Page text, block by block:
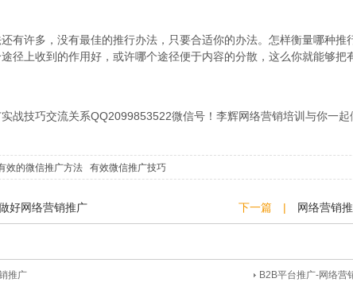
许多，没有最佳的推行办法，只要合适你的办法。怎样衡量哪种推
径上收到的作用好，或许哪个途径便于内容的分散，这么你就能够
战技巧交流关系QQ2099853522微信号！李辉网络营销培训与你一起
效的微信推广方法 有效微信推广技巧
下一篇 | 网络营销
好网络营销推广
推广
B2B平台推广-网络营